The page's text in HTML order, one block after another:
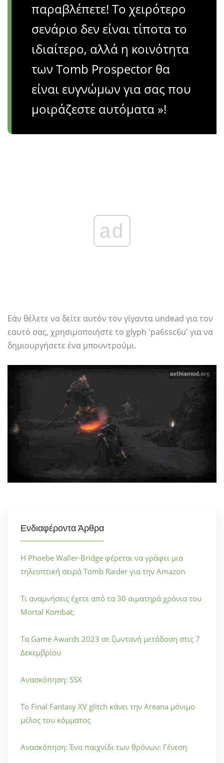
παραβλέπετε! Το χειρότερο
σενάριο δεν είναι τίποτα το
ιδιαίτερο, αλλά η κοινότητα
των Tomb Prospector θα
είναι ευγνώμων για σας που
μοιράζεστε αυτόματα »!
ad
Εάν θέλετε να δείτε αυτόν τον γίγαντα undead για τον
εαυτό σας, χρησιμοποιήστε το glyph 'pa6ssc6u' για να
δημιουργήσετε ένα μπουντρούμι.
Ενδιαφέροντα Άρθρα
Η Phoebe Waller-Bridge φέρεται να γράφει μια
τηλεοπτική σειρά Tomb Raider για την Amazon
Τι αναμνήσεις έχετε από τα 30 αιματηρά χρόνια του
Mortal Kombat;
Τα Game Awards 2023 σε ζωντανή μετάδοση στις 7
Δεκεμβρίου
Ανασκόπηση: SSX
Το Final Fantasy XV glitch κάνει την Areana μόνιμο
μέλος του κόμματος
Ανασκόπηση: Ένα παιχνίδι των θρόνων: Γένεση